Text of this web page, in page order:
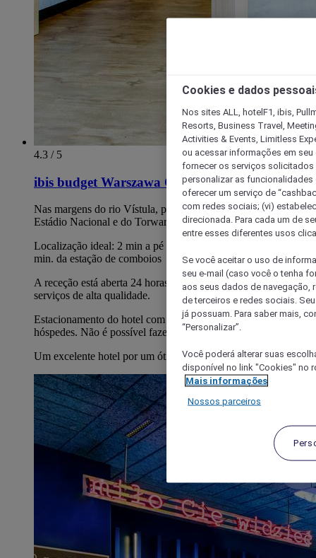
4.3 / 5
ibis budget Warszawa Centrum
Nas margens do rio Vístula, perto do Lazienki Krolewskie, do
Estádio Nacional e do Torwar.
Localização ideal: 2 min a pé da paragem de autocarro e a 15
min. da estação de comboios
A receção está aberta 24 horas por dia com uma oferta de
serviços de alta qualidade.
Estacionamento do hotel com lugares limitados para os
hóspedes. Não é possível fazer reservas.
Um excelente hotel por um ótimo preço
Cookies e dados
Nos sites ALL, hotelF1, ibis,
Resorts, Business Travel,
Activities & Events, Limitless
ou acessar informações em
fornecer os serviços solicitados
personalizar as
oferecer um serviço de
com redes sociais; (vi)
direcionada. Para cada um de
entre esses diferentes usos
Se você aceitar o uso de
seu e-mail (caso você o tenha
aos seus dados de navegação,
de terceiros e redes sociais.
já possuam. Para saber mais,
“Personalizar”.
Você poderá alterar suas
disponível no link "Cookies" no
Mais informações
Nossos parceiros